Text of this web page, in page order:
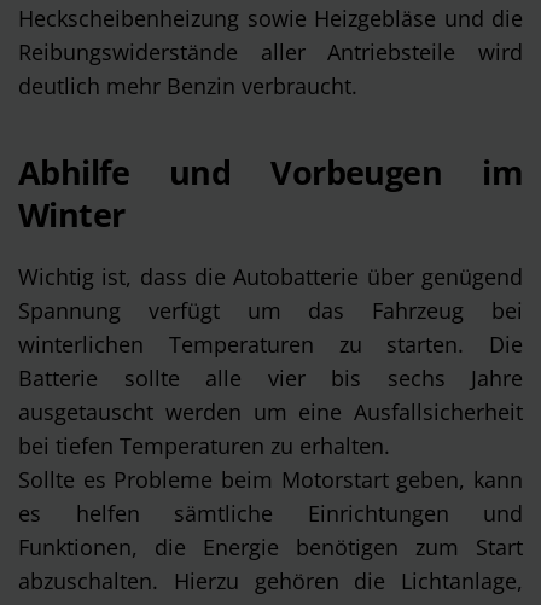
Heckscheibenheizung sowie Heizgebläse und die
Reibungswiderstände aller Antriebsteile wird
deutlich mehr Benzin verbraucht.
Abhilfe und Vorbeugen im
Winter
Wichtig ist, dass die Autobatterie über genügend
Spannung verfügt um das Fahrzeug bei
winterlichen Temperaturen zu starten. Die
Batterie sollte alle vier bis sechs Jahre
ausgetauscht werden um eine Ausfallsicherheit
bei tiefen Temperaturen zu erhalten.
Sollte es Probleme beim Motorstart geben, kann
es helfen sämtliche Einrichtungen und
Funktionen, die Energie benötigen zum Start
abzuschalten. Hierzu gehören die Lichtanlage,